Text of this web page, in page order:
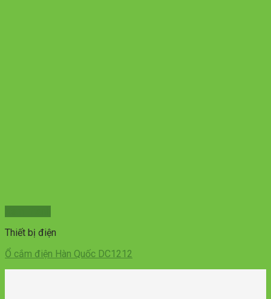
Thiết bị điện
Ổ cắm điện Hàn Quốc DC1212